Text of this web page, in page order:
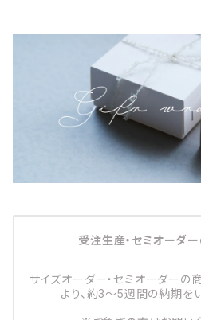
受注生産・セミオーダ
サイズオーダー・セミオーダー
より、約3～5週間の納期を